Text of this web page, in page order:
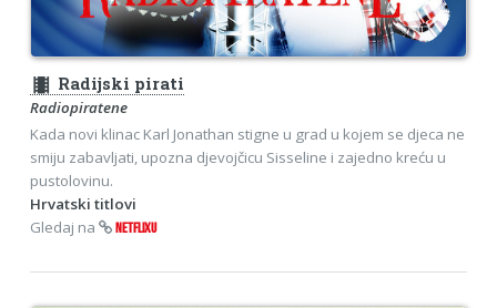
theaters Radijski pirati
Radiopiratene
Kada novi klinac Karl Jonathan stigne u grad u kojem se djeca ne
smiju zabavljati, upozna djevojčicu Sisseline i zajedno kreću u
pustolovinu.
Hrvatski titlovi
Gledaj na
NETFLIXU